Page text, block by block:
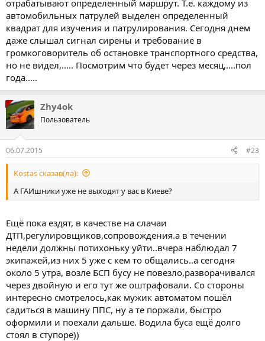
отрабатывают определенный маршрут. Т.е. каждому из
автомобильных патрулей выделен определенный
квадрат для изучения и патрулирования. Сегодня днем
даже слышал сигнал сирены и требование в
громкоговоритель об остановке транспортного средства,
но не видел,..... Посмотрим что будет через месяц,....пол
года.....
Zhy4ok
Пользователь
06.07.2015 #23
Kostas сказав(ла):
А ГАИшники уже не выходят у вас в Киеве?
Ещё пока ездят, в качестве на слачаи
ДТП,регулировщиков,сопровождения.а в течении
недели должны потихоньку уйти..вчера наблюдал 7
экипажей,из них 5 уже с кем то общались..а сегодня
около 5 утра, возле БСП бусу не повезло,разворачивался
через двойную и его тут же оштрафовали. Со стороны
интересно смотрелось,как мужик автоматом пошёл
садиться в машину ППС, ну а те поржали, быстро
оформили и поехали дальше. Водила буса ещё долго
стоял в ступоре))